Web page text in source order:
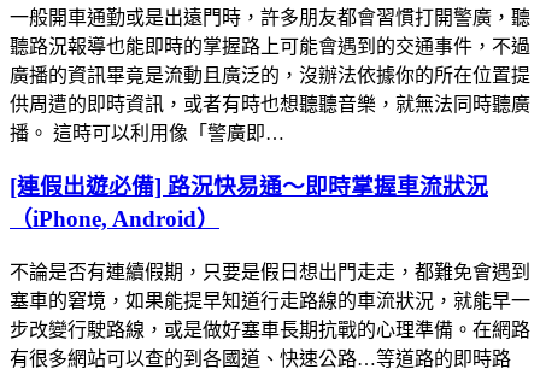
一般開車通勤或是出遠門時，許多朋友都會習慣打開警廣，聽
聽路況報導也能即時的掌握路上可能會遇到的交通事件，不過
廣播的資訊畢竟是流動且廣泛的，沒辦法依據你的所在位置提
供周遭的即時資訊，或者有時也想聽聽音樂，就無法同時聽廣
播。 這時可以利用像「警廣即…
[連假出遊必備] 路況快易通～即時掌握車流狀況
（iPhone, Android）
不論是否有連續假期，只要是假日想出門走走，都難免會遇到
塞車的窘境，如果能提早知道行走路線的車流狀況，就能早一
步改變行駛路線，或是做好塞車長期抗戰的心理準備。在網路
有很多網站可以查的到各國道、快速公路…等道路的即時路